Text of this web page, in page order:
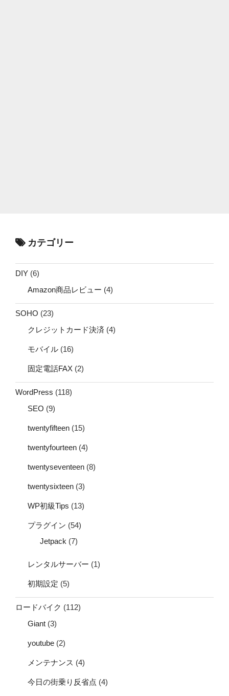
カテゴリー
DIY (6)
Amazon商品レビュー (4)
SOHO (23)
クレジットカード決済 (4)
モバイル (16)
固定電話FAX (2)
WordPress (118)
SEO (9)
twentyfifteen (15)
twentyfourteen (4)
twentyseventeen (8)
twentysixteen (3)
WP初級Tips (13)
プラグイン (54)
Jetpack (7)
レンタルサーバー (1)
初期設定 (5)
ロードバイク (112)
Giant (3)
youtube (2)
メンテナンス (4)
今日の街乗り反省点 (4)